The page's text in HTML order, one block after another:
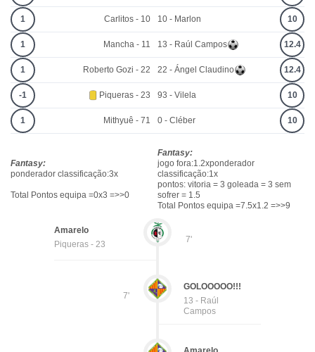
1 Carlitos - 10
1 Mancha - 11
1 Roberto Gozi - 22
-1 Piqueras - 23
1 Mithyuê - 71
10 - Marlon 10
13 - Raúl Campos 12.4
22 - Ángel Claudino 12.4
93 - Vilela 10
0 - Cléber 10
Fantasy:
ponderador classificação:3x
Total Pontos equipa =0x3 =>>0
Fantasy:
jogo fora:1.2xponderador
classificação:1x
pontos: vitoria = 3 goleada = 3 sem
sofrer = 1.5
Total Pontos equipa =7.5x1.2 =>>9
7'
Amarelo
Piqueras - 23
7'
GOLOOOOO!!!
13 - Raúl
Campos